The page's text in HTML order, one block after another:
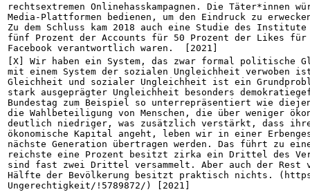
rechtsextremen Onlinehasskampagnen. Die
Media-Plattformen bedienen, um den Eindruck zu
Zu dem Schluss kam 2018 auch eine Studie des
fünf Prozent der Accounts für 50 Prozent der Likes für
Facebook verantwortlich waren.  [2021]
[X] Wir haben ein System, das zwar formal politische
mit einem System der sozialen Ungleichheit verwoben
Gleichheit und sozialer Ungleichheit ist ein
stark ausgeprägter Ungleichheit besonders
Bundestag zum Beispiel so unterrepräsentiert wie
die Wahlbeteiligung von Menschen, die über weniger
deutlich niedriger, was zusätzlich verstärkt, dass ihre
ökonomische Kapital angeht, leben wir in einer
nächste Generation übertragen werden. Das führt zu
reichste eine Prozent besitzt zirka ein Drittel des
sind fast zwei Drittel versammelt. Aber auch der
Hälfte der Bevölkerung besitzt praktisch nichts.
Ungerechtigkeit/!5789872/) [2021]